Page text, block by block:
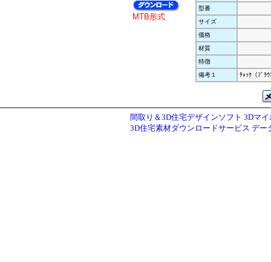
MTB形式
型番
サイズ
価格
材質
特徴
備考１
ﾁｪｯｸ（ﾌﾞﾗ
間取り＆3D住宅デザインソフト 3Dマ
3D住宅素材ダウンロードサービス デー